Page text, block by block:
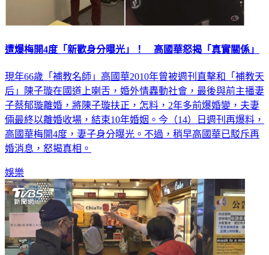
遭爆梅開4度「新歡身分曝光」！ 高國華怒揭「真實關係」
現年66歲「補教名師」高國華2010年曾被週刊直擊和「補教天
后」陳子璇在國道上喇舌，婚外情轟動社會，最後與前主播妻
子蔡郁璇離婚，將陳子璇扶正，怎料，2年多前爆婚變，夫妻
倆最終以離婚收場，結束10年婚姻。今（14）日週刊再爆料，
高國華梅開4度，妻子身分曝光。不過，稍早高國華已駁斥再
婚消息，怒揭真相。
娛樂